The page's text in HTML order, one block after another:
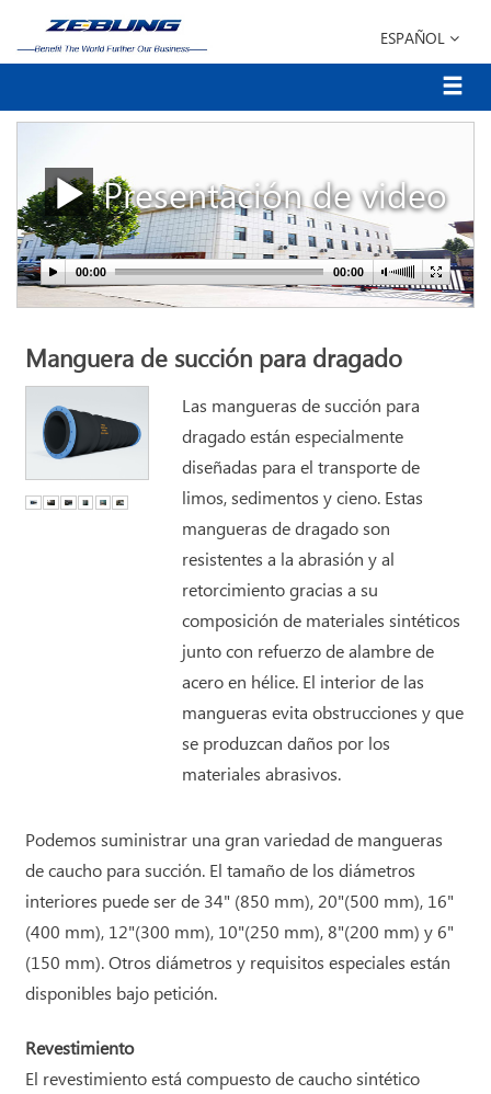
ESPAÑOL
Presentación de video
Manguera de succión para dragado
Las mangueras de succión para
dragado están especialmente
diseñadas para el transporte de
limos, sedimentos y cieno. Estas
mangueras de dragado son
resistentes a la abrasión y al
retorcimiento gracias a su
composición de materiales sintéticos
junto con refuerzo de alambre de
acero en hélice. El interior de las
mangueras evita obstrucciones y que
se produzcan daños por los
materiales abrasivos.
Podemos suministrar una gran variedad de mangueras
de caucho para succión. El tamaño de los diámetros
interiores puede ser de 34" (850 mm), 20"(500 mm), 16"
(400 mm), 12"(300 mm), 10"(250 mm), 8"(200 mm) y 6"
(150 mm). Otros diámetros y requisitos especiales están
disponibles bajo petición.
Revestimiento
El revestimiento está compuesto de caucho sintético